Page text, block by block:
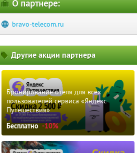
О партнере:
bravo-telecom.ru
Другие акции партнера
Бронирование отеля для всех
пользователей сервиса «Яндекс
Путешествия»
Бесплатно -10%